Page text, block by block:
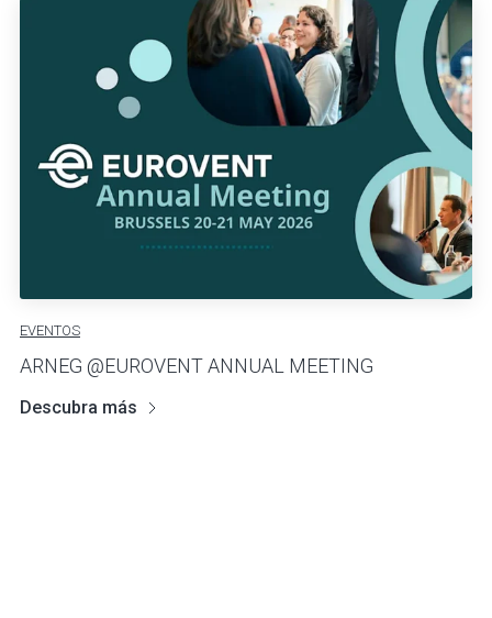
EVENTOS
ARNEG @EUROVENT ANNUAL MEETING
Descubra más